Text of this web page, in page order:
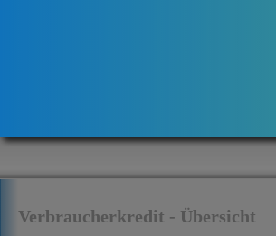
Verbraucherkredit - Übersicht